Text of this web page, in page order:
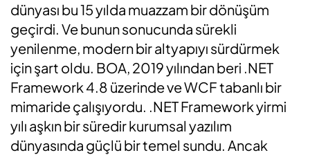
dünyası bu 15 yılda muazzam bir dönüşüm
geçirdi. Ve bunun sonucunda sürekli
yenilenme, modern bir altyapıyı sürdürmek
için şart oldu. BOA, 2019 yılından beri .NET
Framework 4.8 üzerinde ve WCF tabanlı bir
mimaride çalışıyordu. .NET Framework yirmi
yılı aşkın bir süredir kurumsal yazılım
dünyasında güçlü bir temel sundu. Ancak